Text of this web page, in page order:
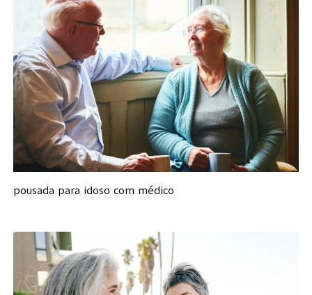
pousada para idoso com médico